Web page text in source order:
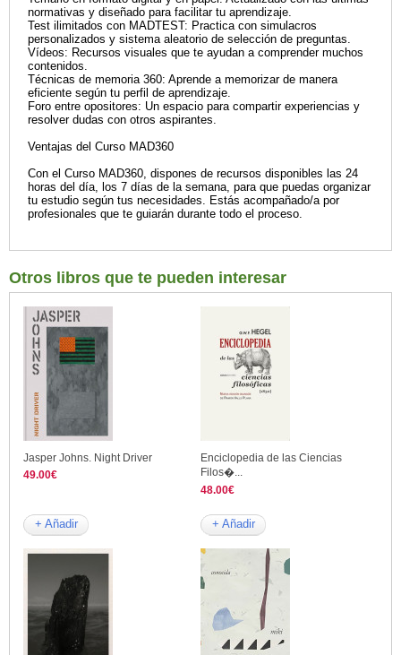
normativas y diseñado para facilitar tu aprendizaje.
Test ilimitados con MADTEST: Practica con simulacros
personalizados y sistema aleatorio de selección de preguntas.
Vídeos: Recursos visuales que te ayudan a comprender muchos
contenidos.
Técnicas de memoria 360: Aprende a memorizar de manera
eficiente según tu perfil de aprendizaje.
Foro entre opositores: Un espacio para compartir experiencias y
resolver dudas con otros aspirantes.
Ventajas del Curso MAD360
Con el Curso MAD360, dispones de recursos disponibles las 24
horas del día, los 7 días de la semana, para que puedas organizar
tu estudio según tus necesidades. Estás acompañado/a por
profesionales que te guiarán durante todo el proceso.
Otros libros que te pueden interesar
Jasper Johns. Night Driver
49.00€
+ Añadir
Enciclopedia de las Ciencias
Filos�...
48.00€
+ Añadir